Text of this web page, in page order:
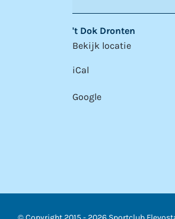
't Dok Dronten
Bekijk locatie
iCal
Google